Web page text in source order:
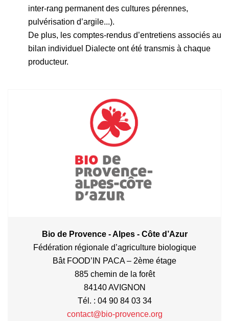
inter-rang permanent des cultures pérennes,
pulvérisation d’argile...).
De plus, les comptes-rendus d’entretiens associés au
bilan individuel Dialecte ont été transmis à chaque
producteur.
Bio de Provence - Alpes - Côte d’Azur
Fédération régionale d’agriculture biologique
Bât FOOD’IN PACA – 2ème étage
885 chemin de la forêt
84140 AVIGNON
Tél. : 04 90 84 03 34
contact@bio-provence.org